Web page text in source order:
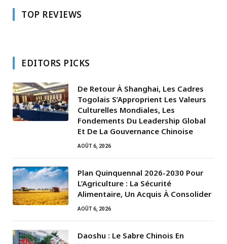
TOP REVIEWS
EDITORS PICKS
De Retour À Shanghai, Les Cadres
Togolais S’Approprient Les Valeurs
Culturelles Mondiales, Les
Fondements Du Leadership Global
Et De La Gouvernance Chinoise
AOÛT 6, 2026
Plan Quinquennal 2026-2030 Pour
L’Agriculture : La Sécurité
Alimentaire, Un Acquis À Consolider
AOÛT 6, 2026
Daoshu : Le Sabre Chinois En